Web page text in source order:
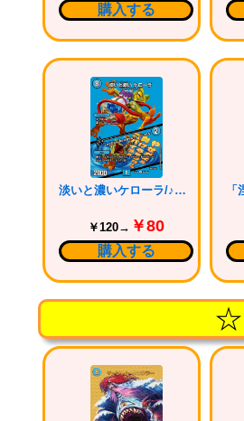
購入する
淡いと濃いケローラ/♪やせガエル負けるなケローラスパイラル
￥120→ ￥80
購入する